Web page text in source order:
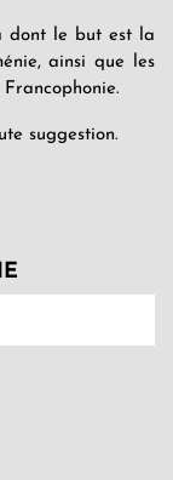
dont le but est la
ainsi que les
Francophonie.
suggestion.